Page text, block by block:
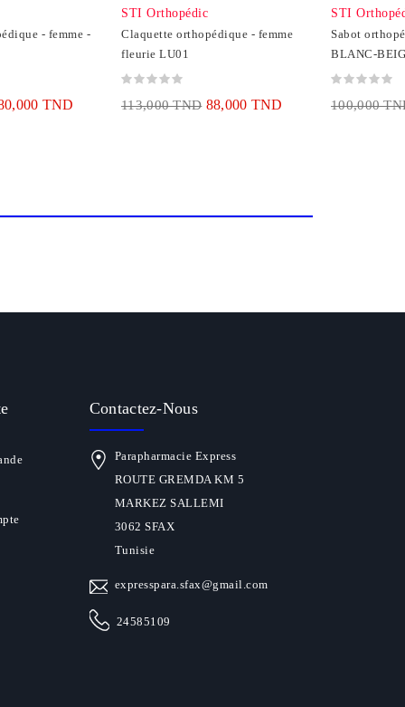
- femme -
TND
STI Orthopédic
Claquette orthopédique - femme
fleurie LU01
113,000 TND 88,000 TND
STI
Sabot
100,000
Contactez-Nous
Parapharmacie Express
ROUTE GREMDA KM 5
MARKEZ SALLEMI
3062 SFAX
Tunisie
expresspara.sfax@gmail.com
24585109